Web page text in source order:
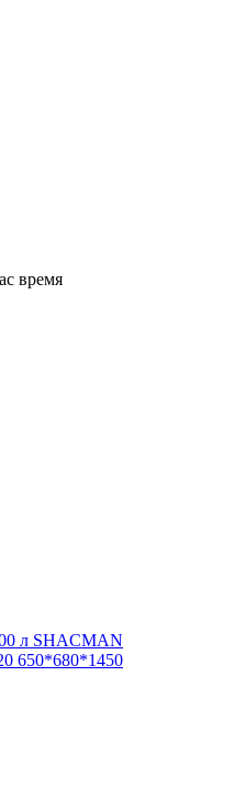
время
л SHACMAN
650*680*1450